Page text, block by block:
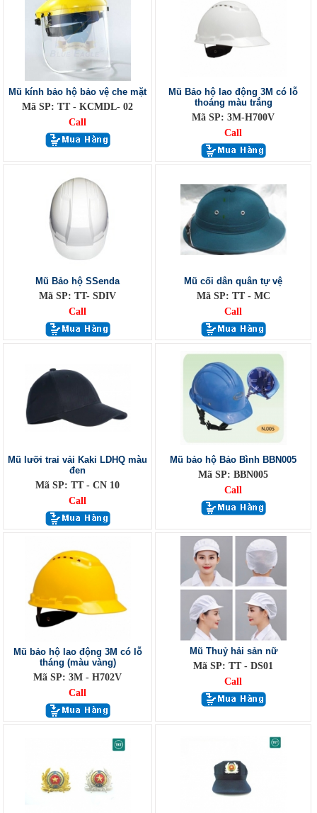
Mũ kính bảo hộ bảo vệ che mặt
Mã SP: TT - KCMDL- 02
Call
Mũ Bảo hộ lao động 3M có lỗ
thoáng màu trắng
Mã SP: 3M-H700V
Call
Mũ Bảo hộ SSenda
Mã SP: TT- SDIV
Call
Mũ cối dân quân tự vệ
Mã SP: TT - MC
Call
Mũ lưỡi trai vải Kaki LDHQ màu
đen
Mã SP: TT - CN 10
Call
Mũ bảo hộ Bảo Bình BBN005
Mã SP: BBN005
Call
Mũ bảo hộ lao động 3M có lỗ
tháng (màu vàng)
Mã SP: 3M - H702V
Call
Mũ Thuỷ hải sản nữ
Mã SP: TT - DS01
Call